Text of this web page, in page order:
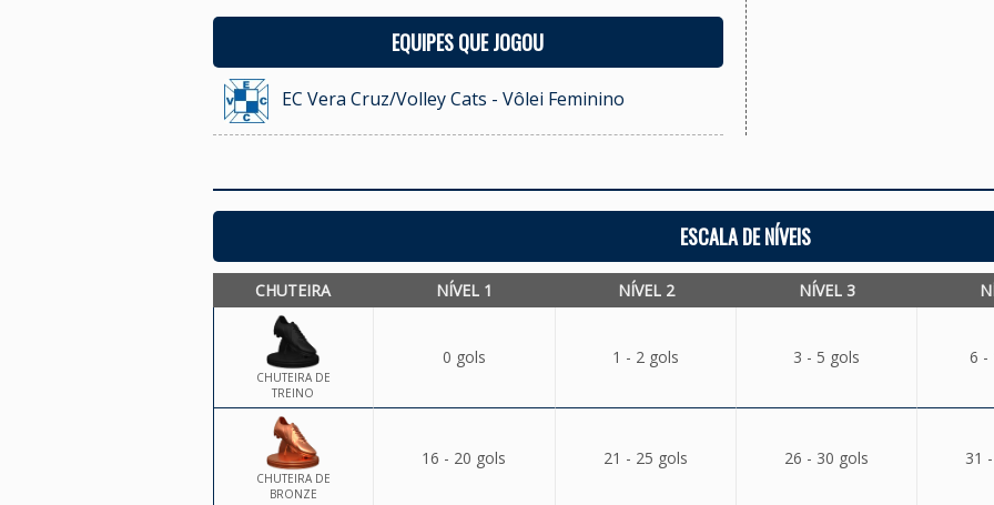
EQUIPES QUE JOGOU
EC Vera Cruz/Volley Cats - Vôlei Feminino
ESCALA DE NÍVEIS
CHUTEIRA NÍVEL 1 NÍVEL 2 NÍVEL 3
CHUTEIRA DE
TREINO
0 gols 1 - 2 gols 3 - 5 gols 6 -
CHUTEIRA DE
BRONZE
16 - 20 gols 21 - 25 gols 26 - 30 gols 31